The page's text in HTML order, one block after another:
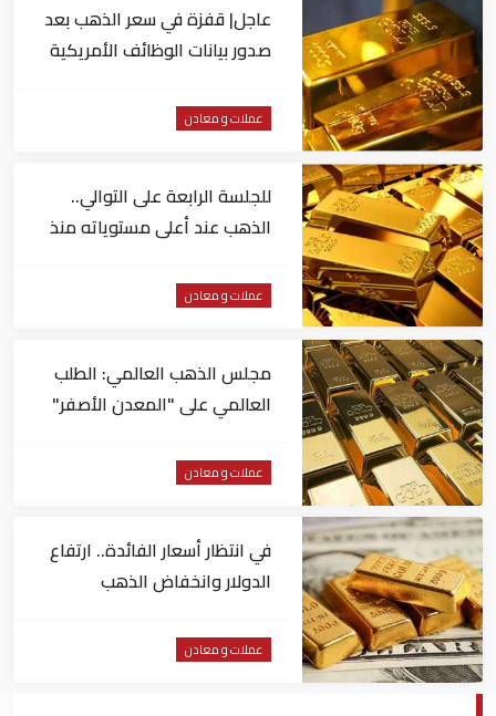
عاجل| قفزة في سعر الذهب بعد
صدور بيانات الوظائف الأمريكية
عملات و معادن
للجلسة الرابعة على التوالي..
الذهب عند أعلى مستوياته منذ
عملات و معادن
مجلس الذهب العالمي: الطلب
العالمي على "المعدن الأصفر"
عملات و معادن
في انتظار أسعار الفائدة.. ارتفاع
الدولار وانخفاض الذهب
عملات و معادن